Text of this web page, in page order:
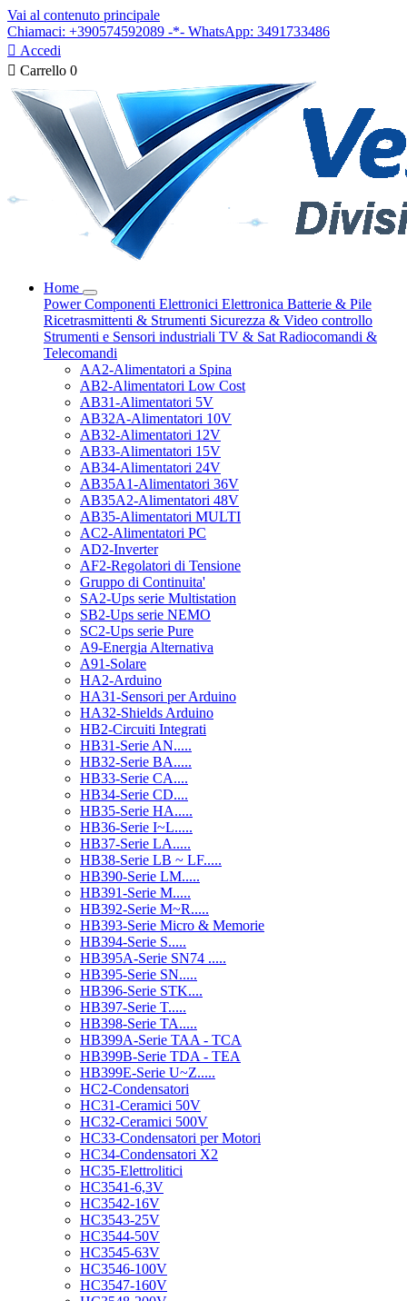
Vai al contenuto principale
Chiamaci: +390574592089 -*- WhatsApp: 3491733486
 Accedi
 Carrello 0
Home
PowerComponenti Elettronici Elettronica Batterie & Pile
Ricetrasmittenti & Strumenti Sicurezza & Video controllo
Strumenti e Sensori industriali TV & Sat Radiocomandi &
Telecomandi
AA2-Alimentatori a Spina
AB2-Alimentatori Low Cost
AB31-Alimentatori 5V
AB32A-Alimentatori 10V
AB32-Alimentatori 12V
AB33-Alimentatori 15V
AB34-Alimentatori 24V
AB35A1-Alimentatori 36V
AB35A2-Alimentatori 48V
AB35-Alimentatori MULTI
AC2-Alimentatori PC
AD2-Inverter
AF2-Regolatori di Tensione
Gruppo di Continuita'
SA2-Ups serie Multistation
SB2-Ups serie NEMO
SC2-Ups serie Pure
A9-Energia Alternativa
A91-Solare
HA2-Arduino
HA31-Sensori per Arduino
HA32-Shields Arduino
HB2-Circuiti Integrati
HB31-Serie AN.....
HB32-Serie BA.....
HB33-Serie CA....
HB34-Serie CD....
HB35-Serie HA.....
HB36-Serie I~L.....
HB37-Serie LA.....
HB38-Serie LB ~ LF.....
HB390-Serie LM.....
HB391-Serie M.....
HB392-Serie M~R.....
HB393-Serie Micro & Memorie
HB394-Serie S.....
HB395A-Serie SN74 .....
HB395-Serie SN.....
HB396-Serie STK....
HB397-Serie T.....
HB398-Serie TA.....
HB399A-Serie TAA - TCA
HB399B-Serie TDA - TEA
HB399E-Serie U~Z.....
HC2-Condensatori
HC31-Ceramici 50V
HC32-Ceramici 500V
HC33-Condensatori per Motori
HC34-Condensatori X2
HC35-Elettrolitici
HC3541-6,3V
HC3542-16V
HC3543-25V
HC3544-50V
HC3545-63V
HC3546-100V
HC3547-160V